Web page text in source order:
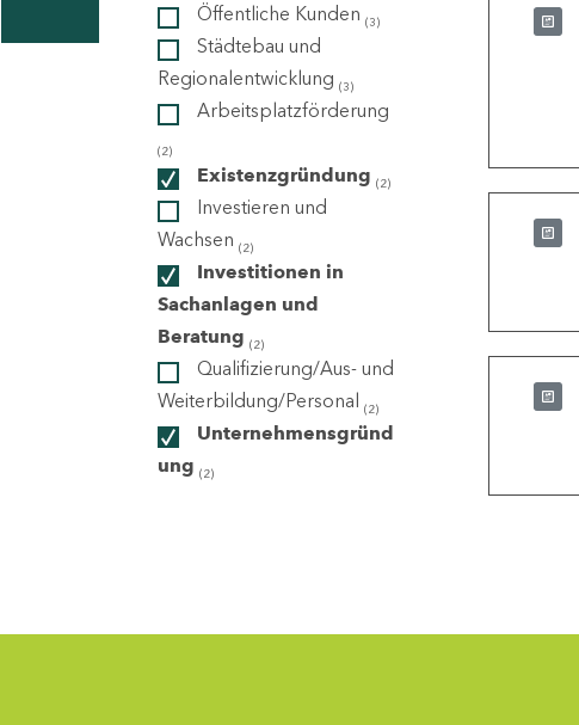
Öffentliche Kunden (3)
Städtebau und
Regionalentwicklung (3)
Arbeitsplatzförderung
(2)
Existenzgründung (2)
Investieren und
Wachsen (2)
Investitionen in
Sachanlagen und
Beratung (2)
Qualifizierung/Aus- und
Weiterbildung/Personal (2)
Unternehmensgründ
ung (2)